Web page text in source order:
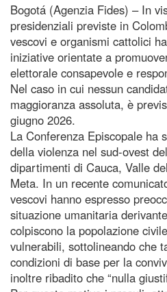
Bogotá (Agenzia Fides) – In
presidenziali previste in
vescovi e organismi cattolici
iniziative orientate a
elettorale consapevole e
Nel caso in cui nessun
maggioranza assoluta, è
giugno 2026.
La Conferenza Episcopale ha
della violenza nel sud-ovest
dipartimenti di Cauca, Valle
Meta. In un recente
vescovi hanno espresso
situazione umanitaria
colpiscono la popolazione
vulnerabili, sottolineando che
condizioni di base per la
inoltre ribadito che “nulla